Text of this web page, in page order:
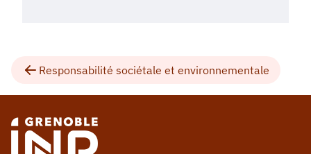
Responsabilité sociétale et environnementale